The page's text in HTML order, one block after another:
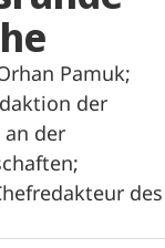
Pamuk;
der
der
des